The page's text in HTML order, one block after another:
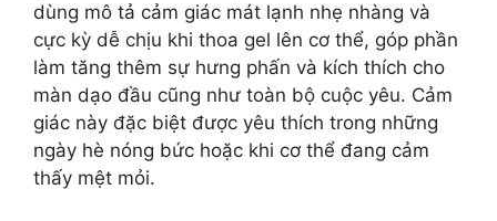
dùng mô tả cảm giác mát lạnh nhẹ nhàng và
cực kỳ dễ chịu khi thoa gel lên cơ thể, góp phần
làm tăng thêm sự hưng phấn và kích thích cho
màn dạo đầu cũng như toàn bộ cuộc yêu. Cảm
giác này đặc biệt được yêu thích trong những
ngày hè nóng bức hoặc khi cơ thể đang cảm
thấy mệt mỏi.